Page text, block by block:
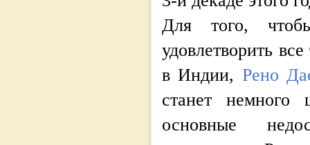
Для того,
удовлетворить
в Индии, Рено
станет немного
основные